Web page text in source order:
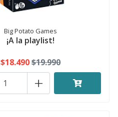
Big Potato Games
¡A la playlist!
$18.490$19.990
+